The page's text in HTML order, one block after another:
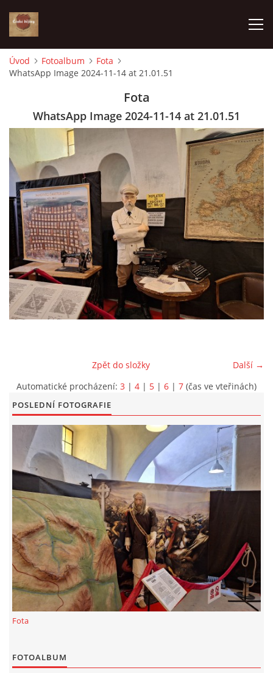
ÚVOD
VÝBĚR PODLE VAŠICH POTŘEB
JAK VŠE PROBÍHÁ
ČESKÉ DĚJINY
KE STAŽENÍ
PÍŠÍ O NÁS
EXKURZE PRAVĚKEM
FOTOALBUM
FOTOALBUM
KONTAKT
NOVINKY
KALKULACE-
Šárka Dvořáková
Jaurisova 515
Úvod Fotoalbum
Fota
WhatsApp Image 2024-11-14 at 21.01.51
Fota
WhatsApp Image 2024-11-14 at 21.01.51
Další →
Zpět do složky
Automatické procházení: 3 | 4 | 5 | 6 | 7 (čas ve vteřinách)
POSLEDNÍ FOTOGRAFIE
Fota
FOTOALBUM